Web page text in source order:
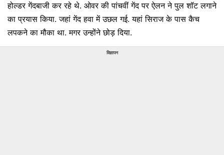
होल्डर गेंदबाजी कर रहे थे. ओवर की पांचवीं गेंद पर ऐलन ने पुल शॉट लगाने
का प्रयास किया. जहां गेंद हवा में उछल गई. यहां सिराज के पास कैच
लपकने का मौका था. मगर उन्होंने छोड़ दिया.
विज्ञापन